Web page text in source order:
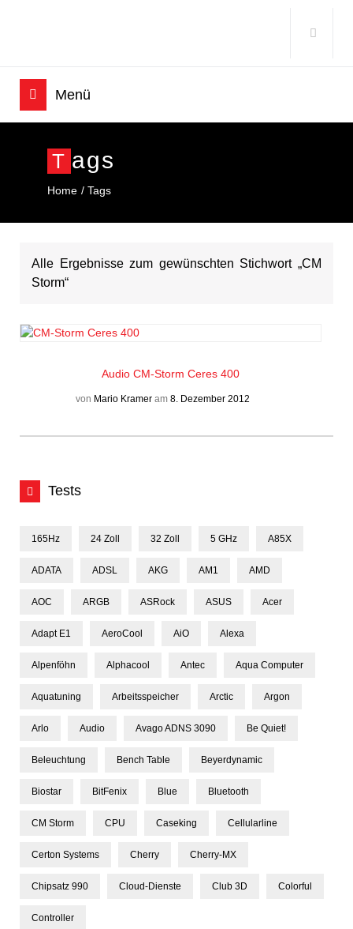
T Ags
Home Tags
Alle Ergebnisse zum gewünschten Stichwort „CM
Storm“
Audio CM-Storm Ceres 400
von Mario Kramer am 8. Dezember 2012
Tests
165Hz 24 Zoll 32 Zoll 5 GHz A85X
ADATA ADSL AKG AM1 AMD
AOC ARGB ASRock ASUS Acer
Adapt E1 AeroCool AiO Alexa
Alpenföhn Alphacool Antec Aqua Computer
Aquatuning Arbeitsspeicher Arctic Argon
Arlo Audio Avago ADNS 3090 Be Quiet!
Beleuchtung Bench Table Beyerdynamic
Biostar BitFenix Blue Bluetooth
CM Storm CPU Caseking Cellularline
Certon Systems Cherry Cherry-MX
Chipsatz 990 Cloud-Dienste Club 3D Colorful
Controller